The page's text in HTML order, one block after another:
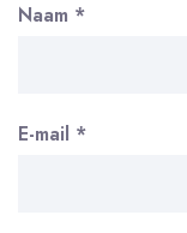
Naam *
E-mail *